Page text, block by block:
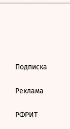
Подписка
Реклама
РФРИТ